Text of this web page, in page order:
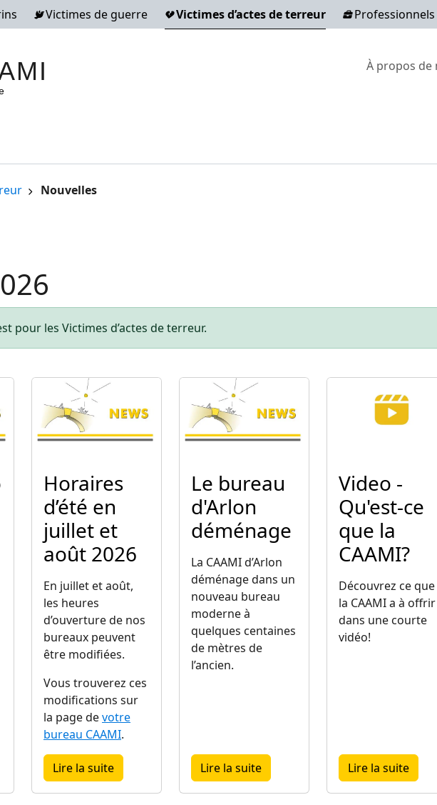
Victimes de guerre Victimes d’actes de terreur Professionnels
Secondary
À propos de
Nouvelles
pour les Victimes d’actes de terreur.
info mai-juin 2026
Image
Horaires
d’été en
juillet et
août 2026
En juillet et août,
les heures
d’ouverture de nos
bureaux peuvent
être modifiées.
Vous trouverez ces
modifications sur
la page devotre
bureau CAAMI.
Lire la suiteabout Horaires d’été en juillet et août 2026
Image
Le bureau
d'Arlon
déménage
La CAAMI d’Arlon
déménage dans un
nouveau bureau
moderne à
quelques centaines
de mètres de
l’ancien.
Lire la suiteabout Le bureau d'Arlon
Video -
Qu'est-ce
que la
CAAMI?
Découvrez ce que
la CAAMI a à offrir
dans une courte
vidéo!
Lire la suite